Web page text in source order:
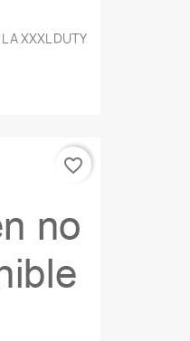
A XXXL DUTY
favorite_border